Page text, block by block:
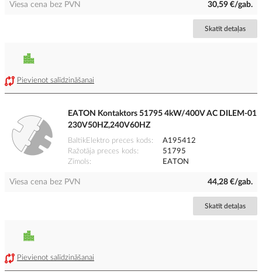
Viesa cena bez PVN 30,59 €/gab.
Skatīt detaļas
Pievienot salīdzināšanai
EATON Kontaktors 51795 4kW/400V AC DILEM-01
230V50HZ,240V60HZ
BaltikElektro preces kods
A195412
Ražotāja preces kods
51795
Zīmols
EATON
Viesa cena bez PVN 44,28 €/gab.
Skatīt detaļas
Pievienot salīdzināšanai